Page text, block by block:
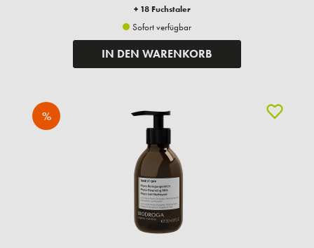
+ 18 Fuchstaler
Sofort verfügbar
IN DEN WARENKORB
%